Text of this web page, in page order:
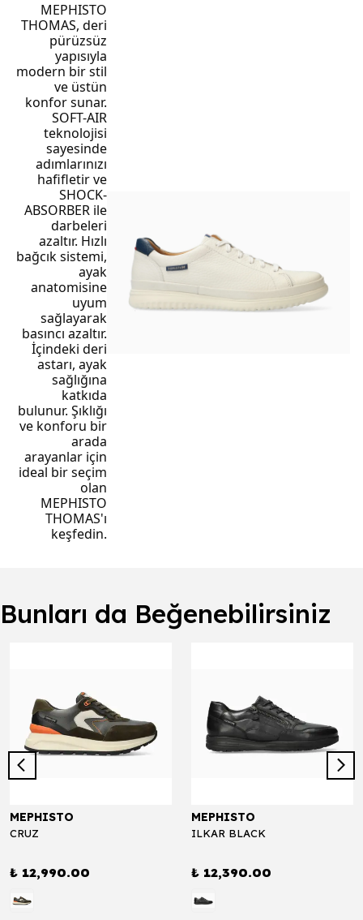
MEPHISTO
THOMAS, deri
pürüzsüz
yapısıyla
modern bir stil
ve üstün
konfor sunar.
SOFT-AIR
teknolojisi
sayesinde
adımlarınızı
hafifletir ve
SHOCK-
ABSORBER ile
darbeleri
azaltır. Hızlı
bağcık sistemi,
ayak
anatomisine
uyum
sağlayarak
basıncı azaltır.
İçindeki deri
astarı, ayak
sağlığına
katkıda
bulunur. Şıklığı
ve konforu bir
arada
arayanlar için
ideal bir seçim
olan
MEPHISTO
THOMAS'ı
keşfedin.
Bunları da Beğenebilirsiniz
MEPHISTO
CRUZ
₺ 12,990.00
MEPHISTO
ILKAR BLACK
₺ 12,390.00